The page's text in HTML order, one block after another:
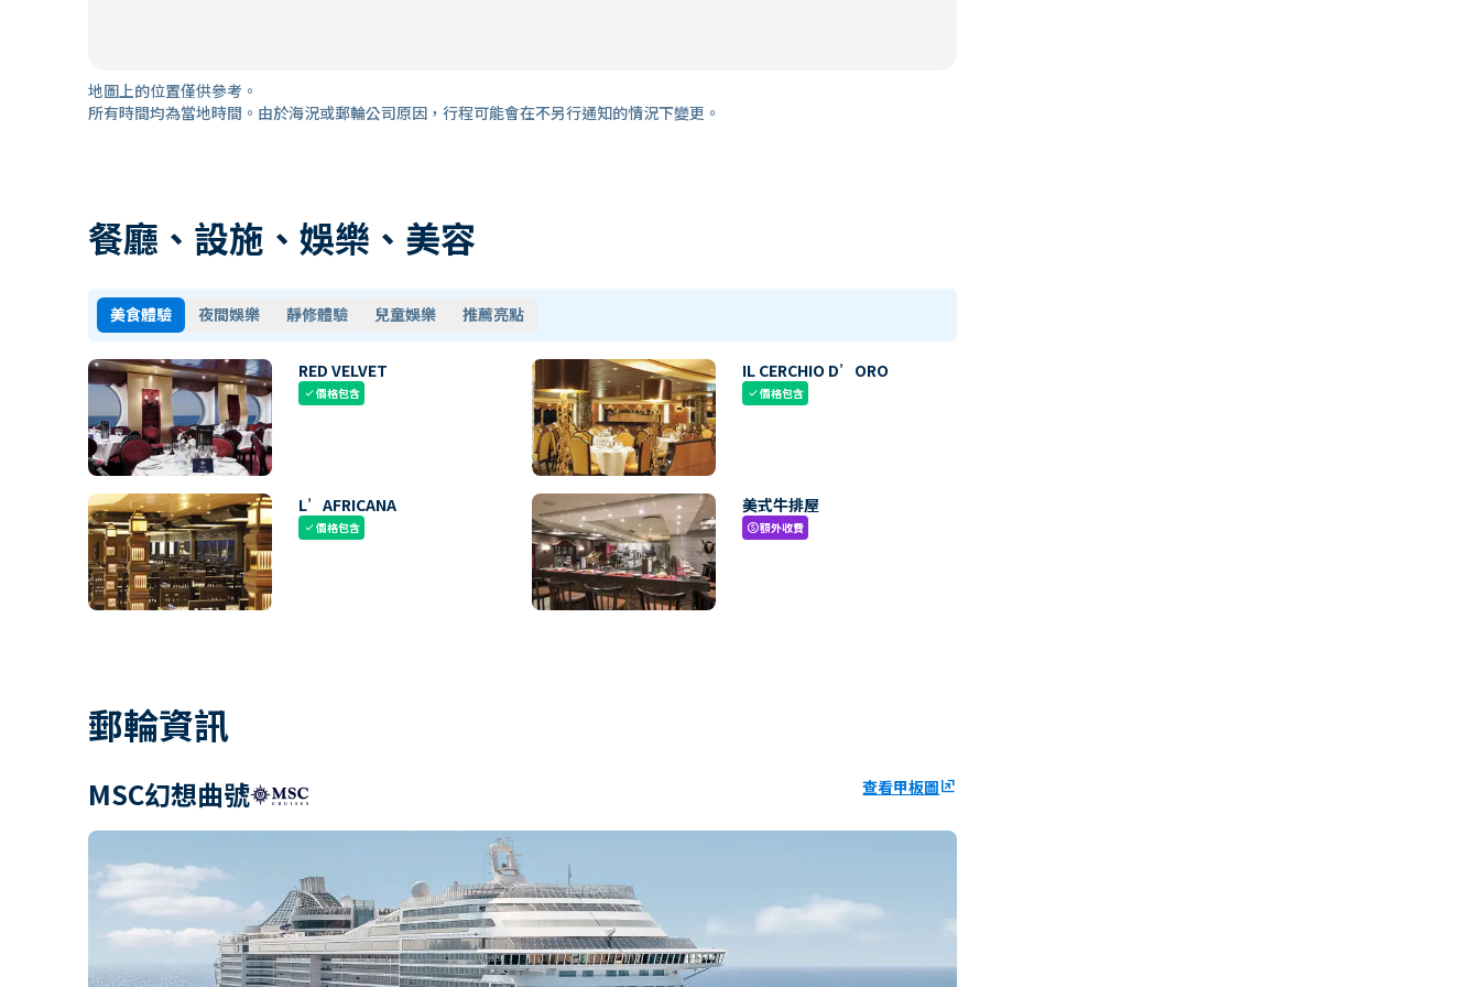
地圖上的位置僅供參考。
所有時間均為當地時間。由於海況或郵輪公司原因，行程可能會在不另行通知的情況下變更。
餐廳、設施、娛樂、美容
美食體驗 夜間娛樂 靜修體驗 兒童娛樂 推薦亮點
RED VELVET
check價格包含
IL CERCHIO D’ORO
check價格包含
L’AFRICANA
check價格包含
美式牛排屋
paid額外收費
郵輪資訊
MSC幻想曲號 查看甲板圖ungroup